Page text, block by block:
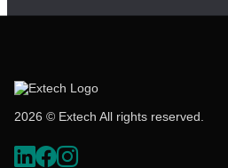
2026 © Extech All rights reserved.